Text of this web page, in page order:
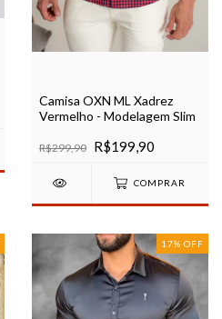
Camisa OXN ML Xadrez
Vermelho - Modelagem Slim
R$299,90 R$199,90
COMPRAR
17% OFF